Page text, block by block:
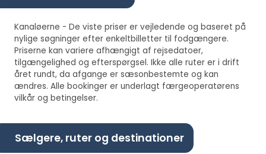
Kanaløerne - De viste priser er vejledende og baseret på
nylige søgninger efter enkeltbilletter til fodgængere.
Priserne kan variere afhængigt af rejsedatoer,
tilgængelighed og efterspørgsel. Ikke alle ruter er i drift
året rundt, da afgange er sæsonbestemte og kan
ændres. Alle bookinger er underlagt færgeoperatørens
vilkår og betingelser.
Sælgere, ruter og destinationer